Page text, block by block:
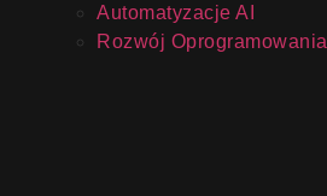
Automatyzacje AI
Rozwój Oprogramowania